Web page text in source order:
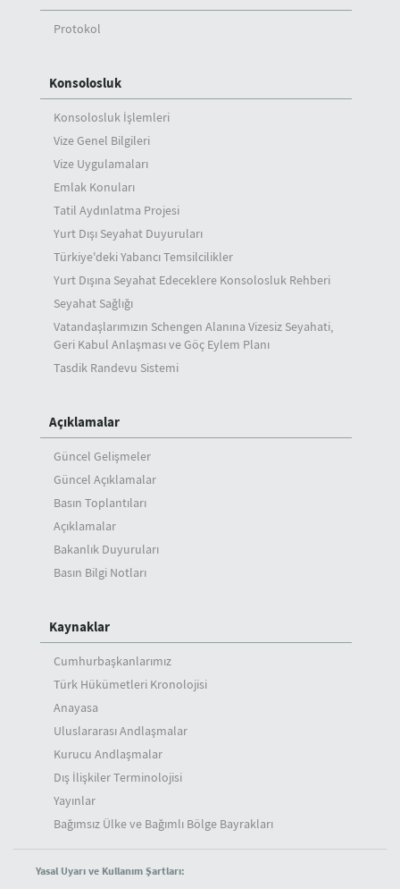
Protokol
Konsolosluk
Konsolosluk İşlemleri
Vize Genel Bilgileri
Vize Uygulamaları
Emlak Konuları
Tatil Aydınlatma Projesi
Yurt Dışı Seyahat Duyuruları
Türkiye'deki Yabancı Temsilcilikler
Yurt Dışına Seyahat Edeceklere Konsolosluk Rehberi
Seyahat Sağlığı
Vatandaşlarımızın Schengen Alanına Vizesiz Seyahati,
Geri Kabul Anlaşması ve Göç Eylem Planı
Tasdik Randevu Sistemi
Açıklamalar
Güncel Gelişmeler
Güncel Açıklamalar
Basın Toplantıları
Açıklamalar
Bakanlık Duyuruları
Basın Bilgi Notları
Kaynaklar
Cumhurbaşkanlarımız
Türk Hükümetleri Kronolojisi
Anayasa
Uluslararası Andlaşmalar
Kurucu Andlaşmalar
Dış İlişkiler Terminolojisi
Yayınlar
Bağımsız Ülke ve Bağımlı Bölge Bayrakları
Yasal Uyarı ve Kullanım Şartları: